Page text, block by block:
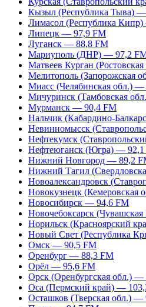
Кызыл (Республика Тыва)
Лимасол (Республика
Липецк — 97,9 FM
Луганск — 88,8 FM
Мариуполь (ДНР) — 97,2
Матвеев Курган
Мелитополь (Запорожская
Миасс (Челябинская обл.) —
Мичуринск (Тамбовская
Мурманск — 90,4 FM
Нальчик (Кабардино-
Невинномысск
Нефтекумск
Нефтеюганск (Югра) — 92,1
Нижний Новгород — 89,2
Нижний Тагил
Новоалександровск
Новокузнецк (Кемеровская
Новосибирск — 94,6 FM
Новочебоксарск
Норильск (Красноярский
Новый Свет (Республика
Омск — 90,5 FM
Оренбург — 88,3 FM
Орёл — 95,6 FM
Орск (Оренбургская обл.) —
Оса (Пермский край) —
Осташков (Тверская обл.) —